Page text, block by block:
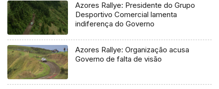
Azores Rallye: Presidente do Grupo
Desportivo Comercial lamenta
indiferença do Governo
Azores Rallye: Organização acusa
Governo de falta de visão